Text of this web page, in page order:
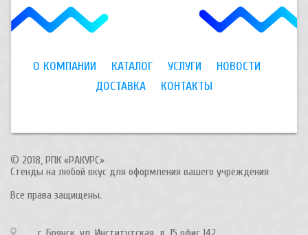
О КОМПАНИИ КАТАЛОГ УСЛУГИ
НОВОСТИ
ДОСТАВКА
КОНТАКТЫ
© 2018, РПК «РАКУРС»
Стенды на любой вкус для оформления вашего учреждения
Все права защищены.